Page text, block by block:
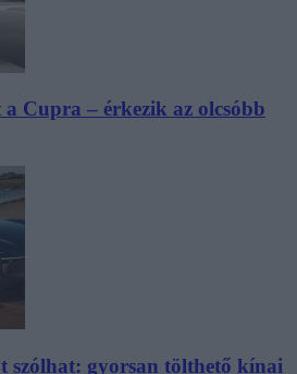
Cupra – érkezik az olcsóbb
szólhat: gyorsan tölthető kínai